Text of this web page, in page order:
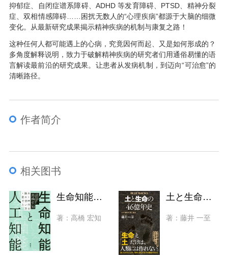
抑郁症、自闭症谱系障碍、ADHD 等发育障碍、PTSD、精神分裂
症、双相情感障碍……困扰无数人的“心理疾病”都源于大脑的细微
变化。从最新研究成果揭示精神疾病的机制与康复之路！
这种任何人都可能遇上的心病，究竟因何而起、又是如何形成的？
多角度解释说明，致力于破解精神疾病的研究者们用通俗易懂的语
言解读最前沿的研究成果。让患者从发病机制，到迈向“可治愈”的
清晰路径。
作者简介
相关图书
生命知能と人工知能 AI時代の脳の使い方・育て方
著：高橋 宏知
土と生命の46億年史 土と進化の謎に迫る
著：藤井 一至